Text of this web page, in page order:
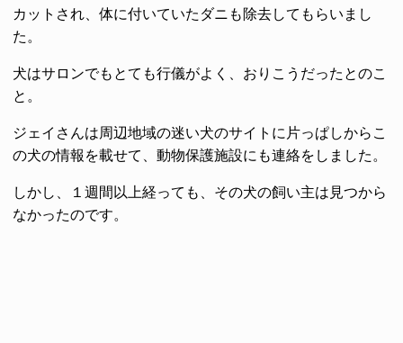
カットされ、体に付いていたダニも除去してもらいまし
た。
犬はサロンでもとても行儀がよく、おりこうだったとのこ
と。
ジェイさんは周辺地域の迷い犬のサイトに片っぱしからこ
の犬の情報を載せて、動物保護施設にも連絡をしました。
しかし、１週間以上経っても、その犬の飼い主は見つから
なかったのです。